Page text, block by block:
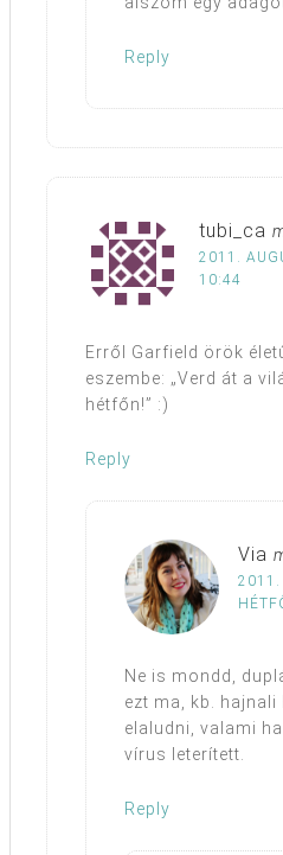
Reply
tubi_ca
2011.
10:44
Erről Garfield örök
eszembe: „Verd át a
hétfőn!” :)
Reply
Via
2011.
Ne is mondd,
ezt ma, kb.
elaludni, valami
vírus leterített.
Reply